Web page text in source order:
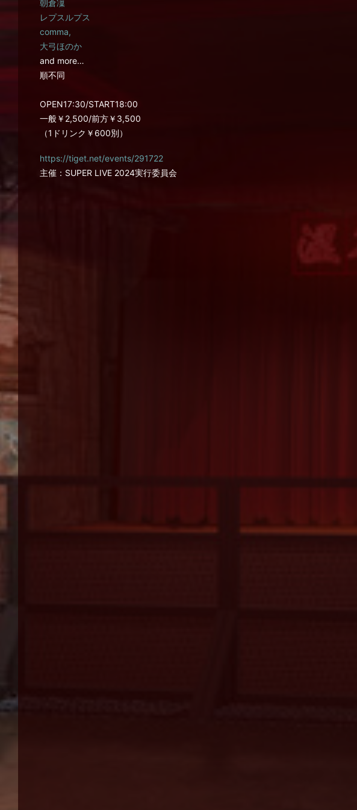
朝倉凜
レプスルプス
comma,
大弓ほのか
and more…
順不同
OPEN17:30/START18:00
一般￥2,500/前方￥3,500
（1ドリンク￥600別）
https://tiget.net/events/291722
主催：SUPER LIVE 2024実行委員会